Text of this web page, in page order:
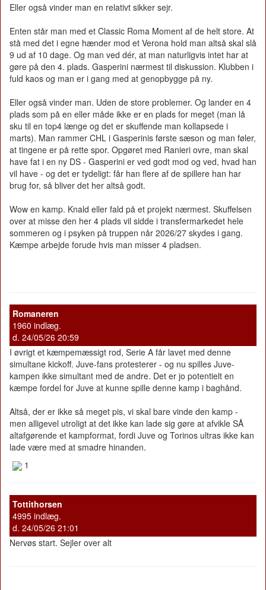
Eller også vinder man en relativt sikker sejr.
Enten står man med et Classic Roma Moment af de helt store. At
stå med det i egne hænder mod et Verona hold man altså skal slå
9 ud af 10 dage. Og man ved dér, at man naturligvis intet har at
gøre på den 4. plads. Gasperini nærmest til diskussion. Klubben i
fuld kaos og man er i gang med at genopbygge på ny.
Eller også vinder man. Uden de store problemer. Og lander en 4
plads som på en eller måde ikke er en plads for meget (man lå
sku til en top4 længe og det er skuffende man kollapsede i
marts). Man rammer CHL i Gasperinis første sæson og man føler,
at tingene er på rette spor. Opgøret med Ranieri ovre, man skal
have fat i en ny DS - Gasperini er ved godt mod og ved, hvad han
vil have - og det er tydeligt: får han flere af de spillere han har
brug for, så bliver det her altså godt.
Wow en kamp. Knald eller fald på et projekt nærmest. Skuffelsen
over at misse den her 4 plads vil sidde i transfermarkedet hele
sommeren og i psyken på truppen når 2026/27 skydes i gang.
Kæmpe arbejde forude hvis man misser 4 pladsen.
Romaneren
1960 indlæg.
d. 24/05/26 20:59
I øvrigt et kæmpemæssigt rod, Serie A får lavet med denne
simultane kickoff. Juve-fans protesterer - og nu spilles Juve-
kampen ikke simultant med de andre. Det er jo potentielt en
kæmpe fordel for Juve at kunne spille denne kamp i baghånd.
Altså, der er ikke så meget pis, vi skal bare vinde den kamp -
men alligevel utroligt at det ikke kan lade sig gøre at afvikle SÅ
altafgørende et kampformat, fordi Juve og Torinos ultras ikke kan
lade være med at smadre hinanden.
1
Tottithorsen
4995 indlæg.
d. 24/05/26 21:01
Nervøs start. Sejler over alt